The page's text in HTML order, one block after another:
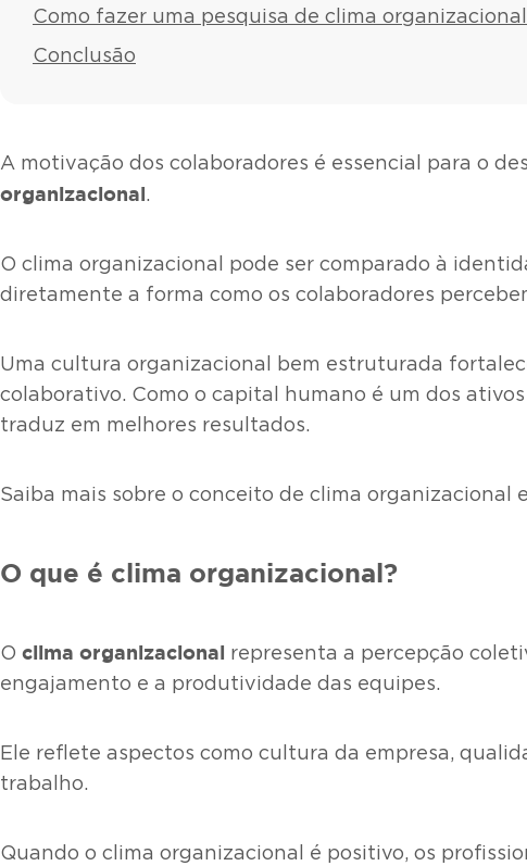
Como fazer uma pesquisa de clima
Conclusão
A motivação dos colaboradores é essencial para o
organizacional.
O clima organizacional pode ser comparado à
diretamente a forma como os colaboradores
Uma cultura organizacional bem estruturada
colaborativo. Como o capital humano é um dos
traduz em melhores resultados.
Saiba mais sobre o conceito de clima
O que é clima organizacional?
O clima organizacional representa a percepção
engajamento e a produtividade das equipes.
Ele reflete aspectos como cultura da empresa,
trabalho.
Quando o clima organizacional é positivo, os